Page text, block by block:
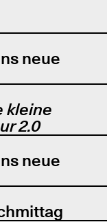
neue
kleine
2.0
neue